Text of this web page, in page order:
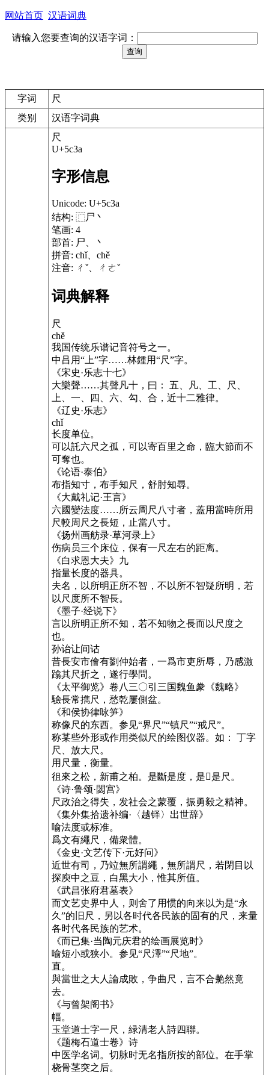
网站首页 汉语词典
请输入您要查询的汉语字词：
字词
尺
类别
汉语字词典
尺
U+5c3a
字形信息
Unicode: U+5c3a
结构: ⿸尸丶
笔画: 4
部首: 尸、丶
拼音: chǐ、chě
注音: ㄔˇ、ㄔㄜˇ
词典解释
尺
chě
我国传统乐谱记音符号之一。
中吕用“上”字……林鍾用“尺”字。
《宋史·乐志十七》
大樂聲……其聲凡十，曰： 五、凡、工、尺、
上、一、四、六、勾、合，近十二雅律。
《辽史·乐志》
chǐ
长度单位。
可以託六尺之孤，可以寄百里之命，臨大節而不
可奪也。
《论语·泰伯》
布指知寸，布手知尺，舒肘知尋。
《大戴礼记·王言》
六國變法度……所云周尺八寸者，蓋用當時所用
尺較周尺之長短，止當八寸。
《扬州画舫录·草河录上》
伤病员三个床位，保有一尺左右的距离。
《白求恩大夫》九
指量长度的器具。
夫名，以所明正所不智，不以所不智疑所明，若
以尺度所不智長。
《墨子·经说下》
言以所明正所不知，若不知物之長而以尺度之
也。
孙诒让间诂
昔長安市儈有劉仲始者，一爲市吏所辱，乃感激
蹹其尺折之，遂行學問。
《太平御览》卷八三〇引三国魏鱼豢《魏略》
驗長常擕尺，愁乾屢側盆。
《和侯协律咏笋》
称像尺的东西。参见“界尺”“镇尺”“戒尺”。
称某些外形或作用类似尺的绘图仪器。如： 丁字
尺、放大尺。
用尺量，衡量。
徂來之松，新甫之柏。是斷是度，是𡬶是尺。
《诗·鲁颂·閟宫》
尺政治之得失，发社会之蒙覆，振勇毅之精神。
《集外集拾遗补编·〈越铎〉出世辞》
喻法度或标准。
爲文有繩尺，備衆體。
《金史·文艺传下·元好问》
近世有司，乃竝無所謂繩，無所謂尺，若閉目以
探庾中之豆，白黑大小，惟其所值。
《武昌张府君墓表》
而文艺史界中人，则舍了用惯的向来以为是“永
久”的旧尺，另以各时代各民族的固有的尺，来量
各时代各民族的艺术。
《而已集·当陶元庆君的绘画展览时》
喻短小或狭小。参见“尺澤”“尺地”。
直。
與當世之大人論成敗，争曲尺，言不合艴然竟
去。
《与曾架阁书》
幅。
玉堂道士字一尺，緑清老人詩四聯。
《题梅石道士卷》诗
中医学名词。切脉时无名指所按的部位。在手掌
桡骨茎突之后。